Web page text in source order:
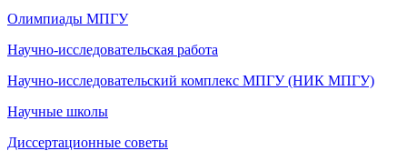
Олимпиады МПГУ
Научно-исследовательская работа
Научно-исследовательский комплекс МПГУ (НИК МПГУ)
Научные школы
Диссертационные советы